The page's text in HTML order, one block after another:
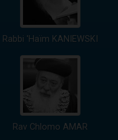
Rabbi 'Haïm KANIEWSKI
Rav Chlomo AMAR